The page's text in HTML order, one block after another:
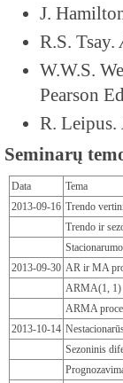
J.
R.S. Tsay.
W.W.S.
Pearson
R. Leipus.
Seminarų
Data Tema
2013-09-16 Trendo
Trendo ir
2013-09-30 AR ir MA
ARMA(1, 1)
ARMA
2013-10-14
Sezoninis